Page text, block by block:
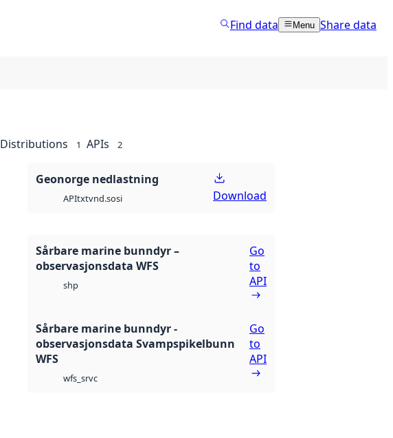
Find data Menu Share data
Distributions 1 APIs 2
Geonorge nedlastning
APItxtvnd.sosi Download
Sårbare marine bunndyr –
observasjonsdata WFS
shp
Go
to
API
Sårbare marine bunndyr -
observasjonsdata Svampspikelbunn
WFS
wfs_srvc
Go
to
API